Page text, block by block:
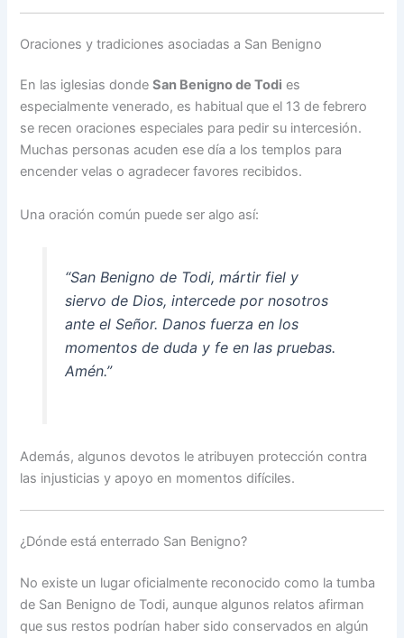
Oraciones y tradiciones asociadas a San Benigno
En las iglesias dondeSan Benigno de Todi es
especialmente venerado, es habitual que el 13 de febrero
se recen oraciones especiales para pedir su intercesión.
Muchas personas acuden ese día a los templos para
encender velas o agradecer favores recibidos.
Una oración común puede ser algo así:
“San Benigno de Todi, mártir fiel y
siervo de Dios, intercede por nosotros
ante el Señor. Danos fuerza en los
momentos de duda y fe en las pruebas.
Amén.”
Además, algunos devotos le atribuyen protección contra
las injusticias y apoyo en momentos difíciles.
¿Dónde está enterrado San Benigno?
No existe un lugar oficialmente reconocido como la tumba
de San Benigno de Todi, aunque algunos relatos afirman
que sus restos podrían haber sido conservados en algún